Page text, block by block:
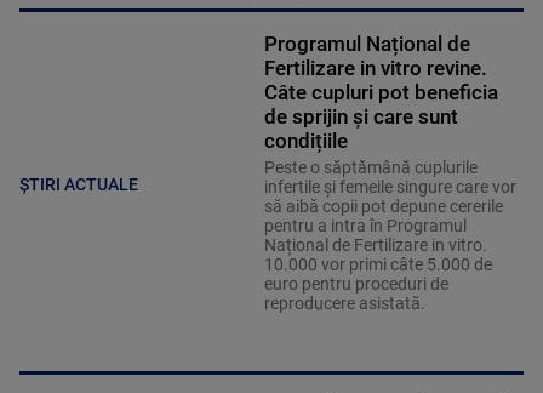
ȘTIRI ACTUALE
Programul Național de
Fertilizare in vitro revine.
Câte cupluri pot beneficia
de sprijin și care sunt
condițiile
Peste o săptămână cuplurile
infertile și femeile singure care vor
să aibă copii pot depune cererile
pentru a intra în Programul
Național de Fertilizare in vitro.
10.000 vor primi câte 5.000 de
euro pentru proceduri de
reproducere asistată.